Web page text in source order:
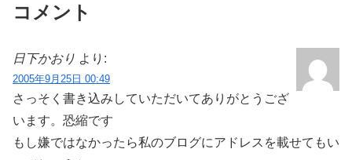
コメント
日下かおり より:
2005年9月25日 00:49
さっそく書き込みしていただいてありがとうござ
います。恐縮です
もし嫌ではなかったら私のブログにアドレスを載せてもい